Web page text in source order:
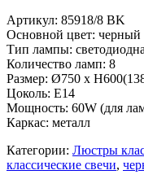
Артикул: 85918/8 BK
Основной цвет: черный
Тип лампы:
Количество ламп: 8
Размер: Ø750 x
Цоколь: Е14
Мощность: 60W (для
Каркас: металл
Категории: Люстры
классические свечи,